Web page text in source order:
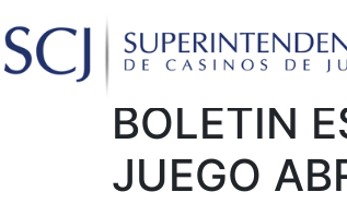
BOLETÍN
JUEGO